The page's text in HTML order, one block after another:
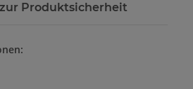
Produktsicherheit